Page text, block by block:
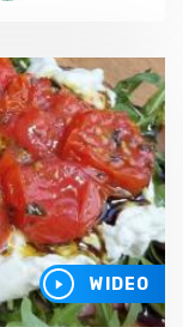
WIDEO